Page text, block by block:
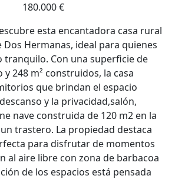
180.000 €
esta encantadora casa rural
Hermanas, ideal para quienes
tranquilo. Con una superficie de
248 m² construidos, la casa
que brindan el espacio
y la privacidad,salón,
nave construida de 120 m2 en la
trastero. La propiedad destaca
para disfrutar de momentos
al aire libre con zona de barbacoa
de los espacios está pensada